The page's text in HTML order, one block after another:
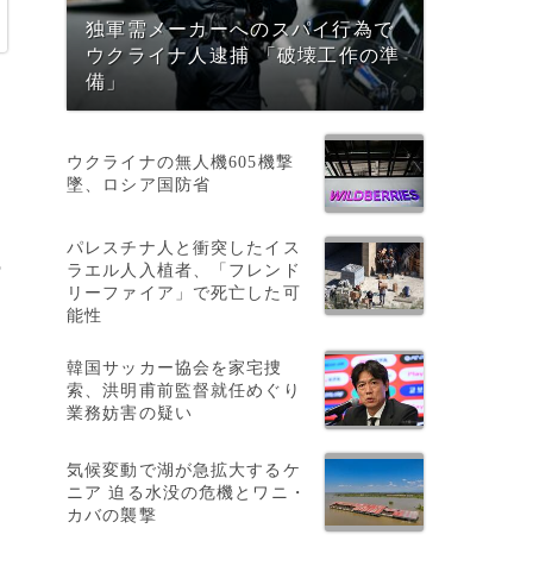
独軍需メーカーへのスパイ行為で
ウクライナ人逮捕 「破壊工作の準
備」
ウクライナの無人機605機撃
墜、ロシア国防省
パレスチナ人と衝突したイス
ラエル人入植者、「フレンド
リーファイア」で死亡した可
能性
韓国サッカー協会を家宅捜
索、洪明甫前監督就任めぐり
業務妨害の疑い
気候変動で湖が急拡大するケ
ニア 迫る水没の危機とワニ・
カバの襲撃